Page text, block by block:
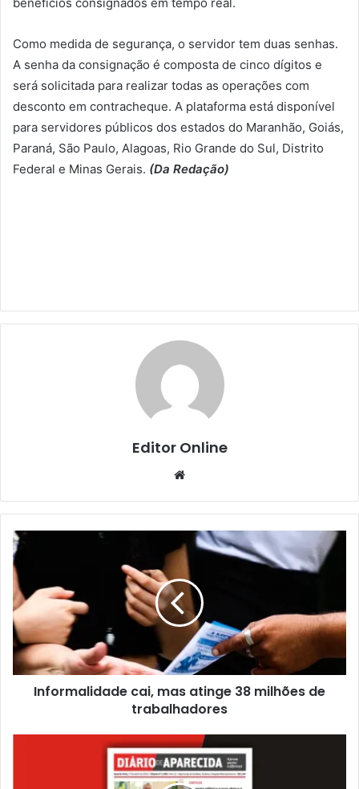
benefícios consignados em tempo real.
Como medida de segurança, o servidor tem duas senhas.
A senha da consignação é composta de cinco dígitos e
será solicitada para realizar todas as operações com
desconto em contracheque. A plataforma está disponível
para servidores públicos dos estados do Maranhão, Goiás,
Paraná, São Paulo, Alagoas, Rio Grande do Sul, Distrito
Federal e Minas Gerais. (Da Redação)
Editor Online
Informalidade cai, mas atinge 38 milhões de
trabalhadores